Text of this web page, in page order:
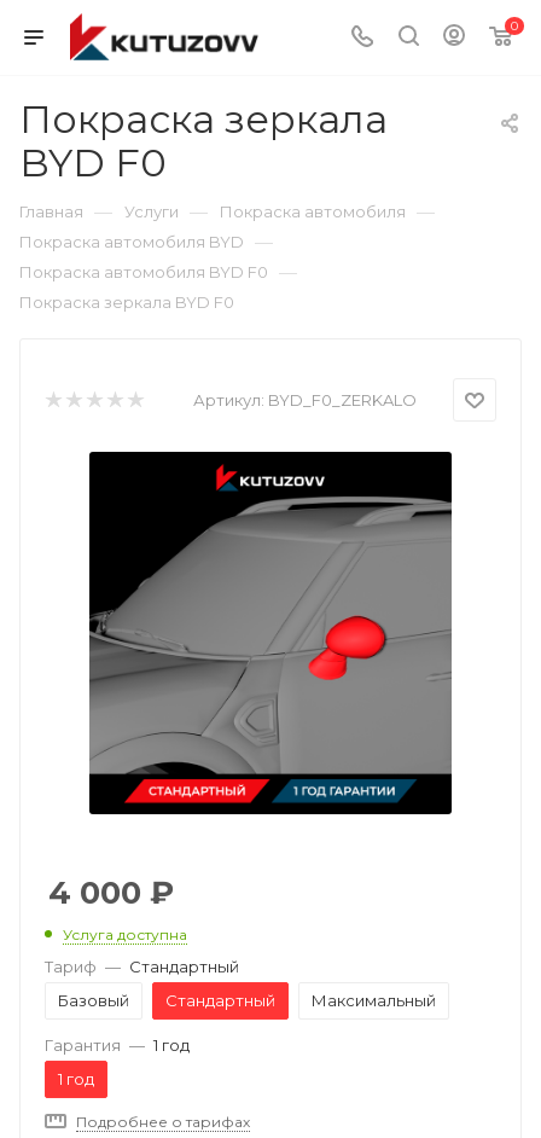
0
Покраска зеркала
BYD F0
Главная — Услуги — Покраска автомобиля —
Покраска автомобиля BYD —
Покраска автомобиля BYD F0 —
Покраска зеркала BYD F0
Артикул: BYD_F0_ZERKALO
4 000 ₽
Услуга доступна
Тариф — Стандартный
Базовый
Стандартный Максимальный
Гарантия — 1 год
1 год
Подробнее о тарифах